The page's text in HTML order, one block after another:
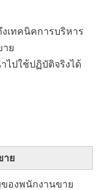
งเทคนิคการบริหาร
ย
ไปใช้ปฏิบัติจริงได้
าย
องพนักงานขาย